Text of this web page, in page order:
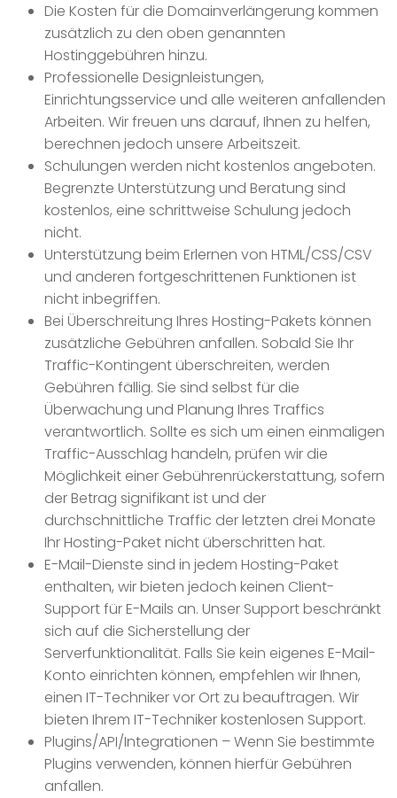
Die Kosten für die Domainverlängerung kommen
zusätzlich zu den oben genannten
Hostinggebühren hinzu.
Professionelle Designleistungen,
Einrichtungsservice und alle weiteren anfallenden
Arbeiten. Wir freuen uns darauf, Ihnen zu helfen,
berechnen jedoch unsere Arbeitszeit.
Schulungen werden nicht kostenlos angeboten.
Begrenzte Unterstützung und Beratung sind
kostenlos, eine schrittweise Schulung jedoch
nicht.
Unterstützung beim Erlernen von HTML/CSS/CSV
und anderen fortgeschrittenen Funktionen ist
nicht inbegriffen.
Bei Überschreitung Ihres Hosting-Pakets können
zusätzliche Gebühren anfallen. Sobald Sie Ihr
Traffic-Kontingent überschreiten, werden
Gebühren fällig. Sie sind selbst für die
Überwachung und Planung Ihres Traffics
verantwortlich. Sollte es sich um einen einmaligen
Traffic-Ausschlag handeln, prüfen wir die
Möglichkeit einer Gebührenrückerstattung, sofern
der Betrag signifikant ist und der
durchschnittliche Traffic der letzten drei Monate
Ihr Hosting-Paket nicht überschritten hat.
E-Mail-Dienste sind in jedem Hosting-Paket
enthalten, wir bieten jedoch keinen Client-
Support für E-Mails an. Unser Support beschränkt
sich auf die Sicherstellung der
Serverfunktionalität. Falls Sie kein eigenes E-Mail-
Konto einrichten können, empfehlen wir Ihnen,
einen IT-Techniker vor Ort zu beauftragen. Wir
bieten Ihrem IT-Techniker kostenlosen Support.
Plugins/API/Integrationen – Wenn Sie bestimmte
Plugins verwenden, können hierfür Gebühren
anfallen.